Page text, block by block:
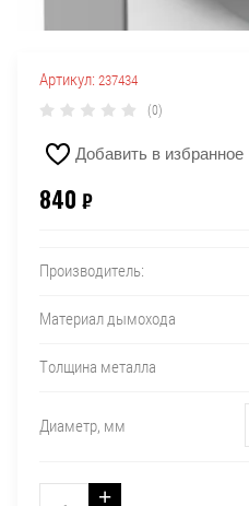
Артикул: 237434
(0)
Добавить в избранное
840 ₽
Производитель:
Материал дымохода
Толщина металла
Диаметр, мм
+